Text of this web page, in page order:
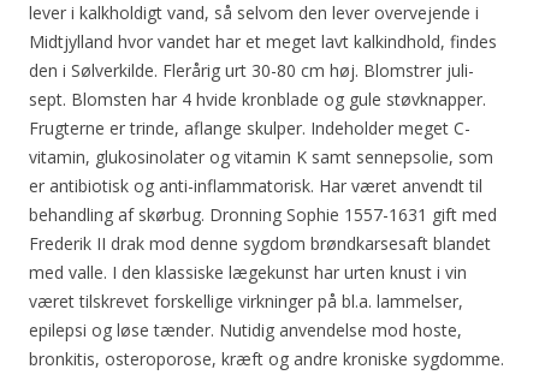
lever i kalkholdigt vand, så selvom den lever overvejende i
Midtjylland hvor vandet har et meget lavt kalkindhold, findes
den i Sølverkilde. Flerårig urt 30-80 cm høj. Blomstrer juli-
sept. Blomsten har 4 hvide kronblade og gule støvknapper.
Frugterne er trinde, aflange skulper. Indeholder meget C-
vitamin, glukosinolater og vitamin K samt sennepsolie, som
er antibiotisk og anti-inflammatorisk. Har været anvendt til
behandling af skørbug. Dronning Sophie 1557-1631 gift med
Frederik II drak mod denne sygdom brøndkarsesaft blandet
med valle. I den klassiske lægekunst har urten knust i vin
været tilskrevet forskellige virkninger på bl.a. lammelser,
epilepsi og løse tænder. Nutidig anvendelse mod hoste,
bronkitis, osteroporose, kræft og andre kroniske sygdomme.